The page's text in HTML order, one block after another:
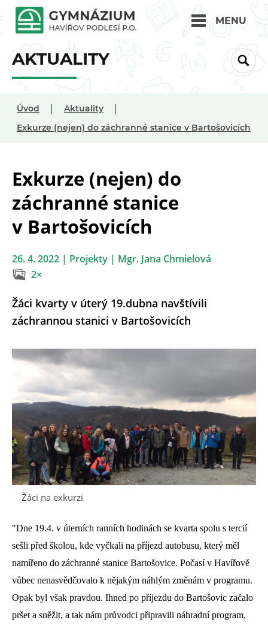
MENU
AKTUALITY
Úvod | Aktuality |
Exkurze (nejen) do záchranné stanice v Bartošovicích
Exkurze (nejen) do
záchranné stanice
v Bartošovicích
26. 4. 2022 | Projekty | Mgr. Jana Chmielová
2×
Žáci kvarty v úterý 19.dubna navštívili
záchrannou stanici v Bartošovicích
Žáci na exkurzi
"Dne 19.4. v úterních ranních hodinách se kvarta spolu s tercií
sešli před školou, kde vyčkali na příjezd autobusu, který měl
namířeno do záchranné stanice Bartošovice. Počasí v Havířově
vůbec nenasvědčovalo k nějakým náhlým změnám v programu.
Opak byl však pravdou. Ihned po příjezdu do Bartošovic začalo
pršet a sněžit, a tak nám průvodci připravili náhradní program,